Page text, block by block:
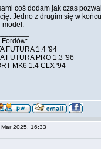
coś dodam jak czas
Jedno z drugim się w
model.
Fordów:
FUTURA 1.4 '94
FUTURA PRO 1.3 '96
MK6 1.4 CLX '94
Mar 2025, 16:33